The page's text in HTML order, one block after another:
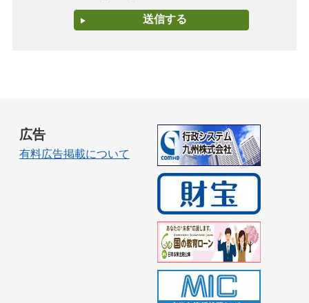
広告
有料広告掲載について